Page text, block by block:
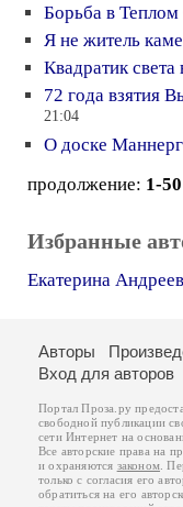
Борьба в Теплом
Я не житель
Квадратик света
72 года взятия
21:04
О доске
продолжение: 1-50
Избранные
Екатерина
Авторы
Вход для авторов
Портал Проза.ру
свободной публикации
сети Интернет на
Все авторские права на
и охраняются законом .
только с согласия его
обратиться на его